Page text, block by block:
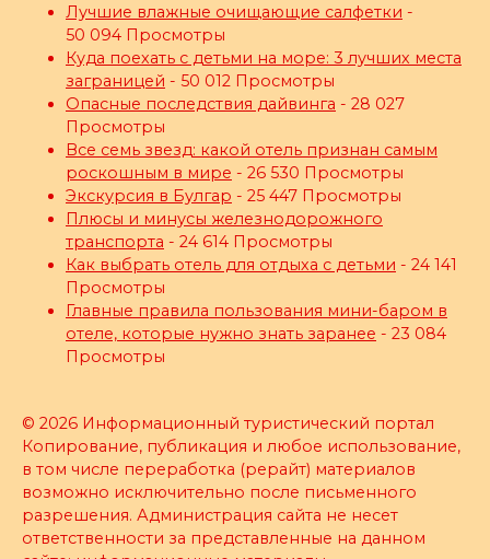
Лучшие влажные очищающие салфетки -
50 094 Просмотры
Куда поехать с детьми на море: 3 лучших места
заграницей - 50 012 Просмотры
Опасные последствия дайвинга - 28 027
Просмотры
Все семь звезд: какой отель признан самым
роскошным в мире - 26 530 Просмотры
Экскурсия в Булгар - 25 447 Просмотры
Плюсы и минусы железнодорожного
транспорта - 24 614 Просмотры
Как выбрать отель для отдыха с детьми - 24 141
Просмотры
Главные правила пользования мини-баром в
отеле, которые нужно знать заранее - 23 084
Просмотры
© 2026 Информационный туристический портал
Копирование, публикация и любое использование,
в том числе переработка (рерайт) материалов
возможно исключительно после письменного
разрешения. Администрация сайта не несет
ответственности за представленные на данном